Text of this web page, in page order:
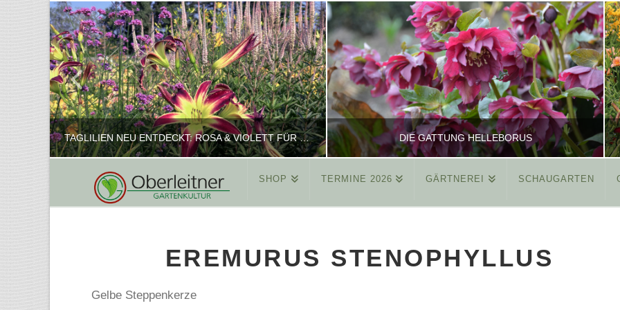
TAGLILIEN NEU ENTDECKT: ROSA & VIOLETT FÜR ROMANTISCHE PFLANZKOMBINATIONEN
REINHARD
FEBRUAR 16, 2025
DIE GATTUNG HELLEBORUS
REINHARD
MÄRZ 26, 2015
SHOP TERMINE 2026 GÄRTNEREI SCHAUGARTEN
EREMURUS STENOPHYLLUS
Gelbe Steppenkerze